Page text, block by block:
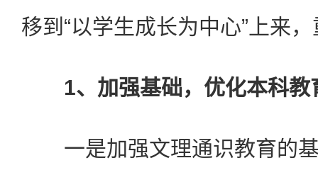
移到“以学生成长为中心”上来
1、加强基础，优化本科教
一是加强文理通识教育的基